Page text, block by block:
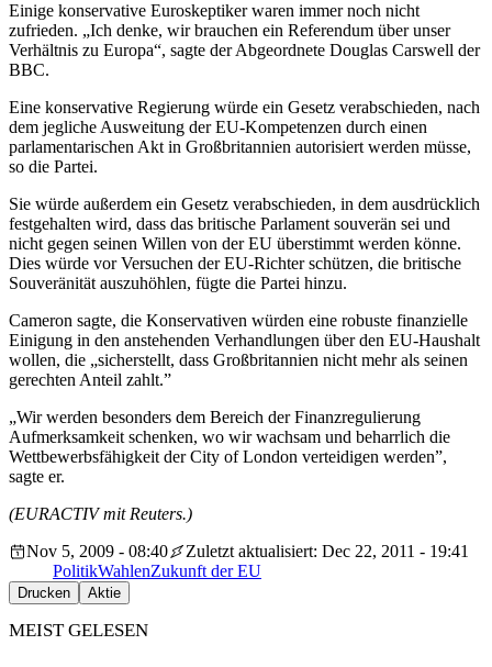
Einige konservative Euroskeptiker waren immer noch nicht
zufrieden. „Ich denke, wir brauchen ein Referendum über unser
Verhältnis zu Europa“, sagte der Abgeordnete Douglas Carswell der
BBC.
Eine konservative Regierung würde ein Gesetz verabschieden, nach
dem jegliche Ausweitung der EU-Kompetenzen durch einen
parlamentarischen Akt in Großbritannien autorisiert werden müsse,
so die Partei.
Sie würde außerdem ein Gesetz verabschieden, in dem ausdrücklich
festgehalten wird, dass das britische Parlament souverän sei und
nicht gegen seinen Willen von der EU überstimmt werden könne.
Dies würde vor Versuchen der EU-Richter schützen, die britische
Souveränität auszuhöhlen, fügte die Partei hinzu.
Cameron sagte, die Konservativen würden eine robuste finanzielle
Einigung in den anstehenden Verhandlungen über den EU-Haushalt
wollen, die „sicherstellt, dass Großbritannien nicht mehr als seinen
gerechten Anteil zahlt.”
„Wir werden besonders dem Bereich der Finanzregulierung
Aufmerksamkeit schenken, wo wir wachsam und beharrlich die
Wettbewerbsfähigkeit der City of London verteidigen werden”,
sagte er.
(EURACTIV mit Reuters.)
Nov 5, 2009 - 08:40
Zuletzt aktualisiert: Dec 22, 2011 - 19:41
PolitikWahlenZukunft der EU
Drucken Aktie
MEIST GELESEN